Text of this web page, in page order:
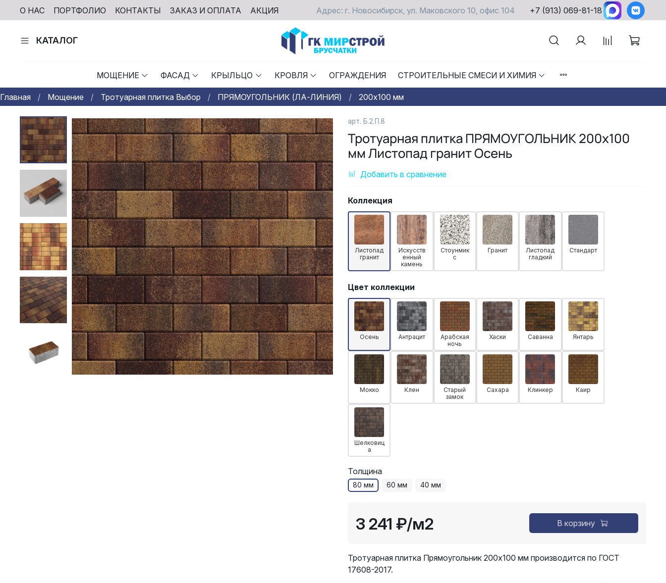
О НАС ПОРТФОЛИО КОНТАКТЫ ЗАКАЗ И ОПЛАТА АКЦИЯ Адрес: г. Новосибирск, ул. Маковского 10, офис 104 +7 (913) 069-81-18
КАТАЛОГ
МОЩЕНИЕ ФАСАД КРЫЛЬЦО КРОВЛЯ ОГРАЖДЕНИЯ СТРОИТЕЛЬНЫЕ СМЕСИ И ХИМИЯ
Главная Мощение Тротуарная плитка Выбор ПРЯМОУГОЛЬНИК (ЛА-ЛИНИЯ) 200х100 мм
арт. Б.2.П.8
Тротуарная плитка ПРЯМОУГОЛЬНИК 200x100
мм Листопад гранит Осень
Добавить в сравнение
Коллекция
Листопад
гранит
Искусств
енный
камень
Стоунмик
с
Гранит
Листопад
гладкий
Стандарт
Цвет коллекции
Осень Антрацит
Арабская
ночь
Хаски Саванна Янтарь
Мокко Клен
Старый
замок
Сахара Клинкер Каир
Шелковиц
а
Толщина
80 мм 60 мм 40 мм
3 241 ₽/м2 В корзину
Тротуарная плитка Прямоугольник 200х100 мм производится по ГОСТ
17608-2017.